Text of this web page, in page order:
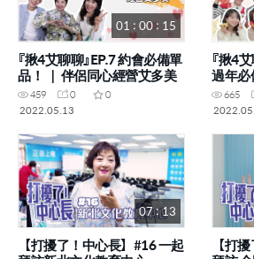
01 : 00 : 15
『揪4艾聊聊』EP.7 約會必備單
品！ ｜ 伴侶同心經營艾多美
459 0
0
2022.05.13
『揪4
過年必
欠過年
665
07 : 13
【打擾了！中心長】#16 一起 【打